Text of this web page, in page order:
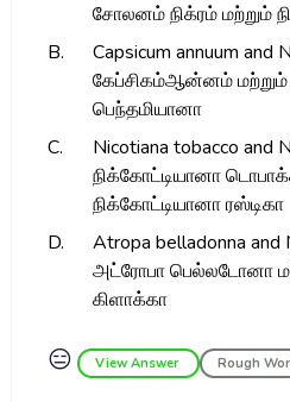
சோலனம் நிக்ரம் மற்றும்
B.
Capsicum annuum and
கேப்சிகம்ஆன்னம் மற்றும்
பெந்தமியானா
C.
Nicotiana tobacco and
நிக்கோட்டியானா
நிக்கோட்டியானா ரஸ்டிகா
D.
Atropa belladonna and
அட்ரோபா பெல்லடோனா
கிளாக்கா
😑 View Answer Rough